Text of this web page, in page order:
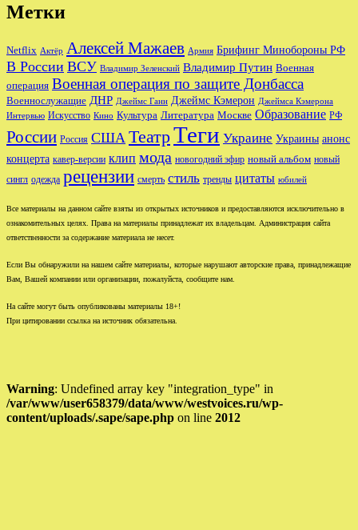
Метки
Netflix Актёр Алексей Мажаев Армия Брифинг Минобороны РФ
В России ВСУ Владимир Зеленский Владимир Путин Военная
операция Военная операция по защите Донбасса
Военнослужащие ДНР Джеймс Ганн Джеймс Кэмерон Джеймса Кэмерона
Интервью Искусство Кино Культура Литература Москве Образование РФ
России Россия США ТеатрТеги Украине Украины анонс
концерта кавер-версии клип мода новогодний эфир новый альбом новый
сингл одежда рецензии смерть стиль тренды цитаты юбилей
Все материалы на данном сайте взяты из открытых источников и предоставляются исключительно в
ознакомительных целях. Права на материалы принадлежат их владельцам. Администрация сайта
ответственности за содержание материала не несет.
Если Вы обнаружили на нашем сайте материалы, которые нарушают авторские права, принадлежащие
Вам, Вашей компании или организации, пожалуйста, сообщите нам.
На сайте могут быть опубликованы материалы 18+!
При цитировании ссылка на источник обязательна.
Warning: Undefined array key "integration_type" in
/var/www/user658379/data/www/westvoices.ru/wp-
content/uploads/.sape/sape.php on line 2012